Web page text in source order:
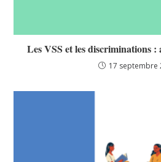
Les VSS et les discriminations :
17 septembre